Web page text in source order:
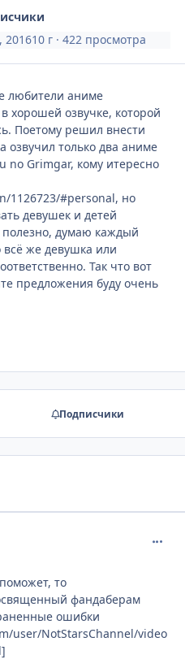
201610 г · 422 просмотра
любители аниме
хорошей озвучке, которой
Поетому решил внести
озвучил только два аниме
no Grimgar, кому итересно
1126723/#personal, но
девушек и детей
полезно, думаю каждый
всё же девушка или
Так что вот
предложения буду очень
Подписчики
то
фандаберам
ошибки
user/NotStarsChannel/video